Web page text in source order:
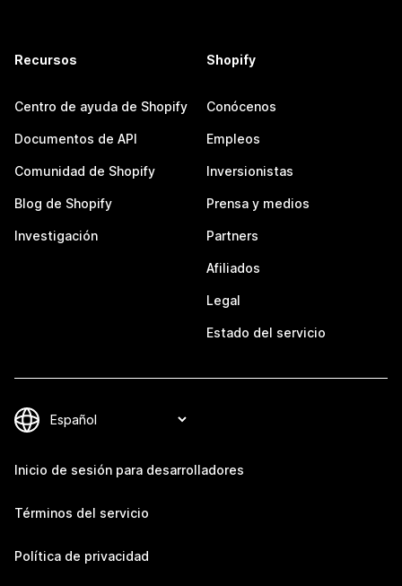
Recursos
Centro de ayuda de Shopify
Documentos de API
Comunidad de Shopify
Blog de Shopify
Investigación
Shopify
Conócenos
Empleos
Inversionistas
Prensa y medios
Partners
Afiliados
Legal
Estado del servicio
Inicio de sesión para desarrolladores
Términos del servicio
Política de privacidad